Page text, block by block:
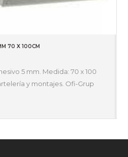
70 X 100CM
5 mm. Medida: 70 x 100
y montajes. Ofi-Grup